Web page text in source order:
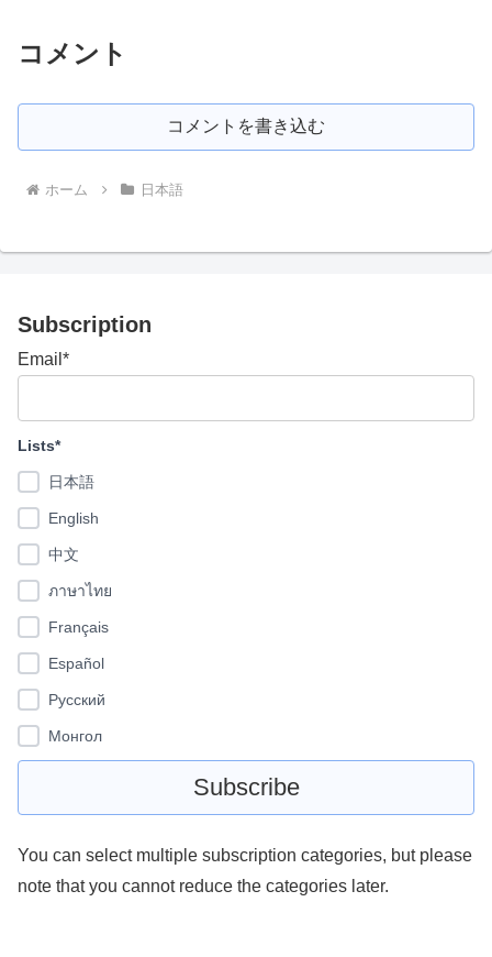
コメント
コメントを書き込む
ホーム 日本語
Subscription
Email*
Lists*
日本語
English
中文
ภาษาไทย
Français
Español
Pусский
Монгол
You can select multiple subscription categories, but please
note that you cannot reduce the categories later.